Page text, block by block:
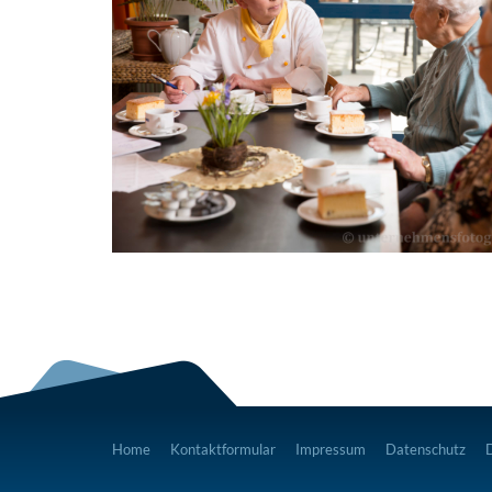
Home Kontaktformular Impressum Datenschutz